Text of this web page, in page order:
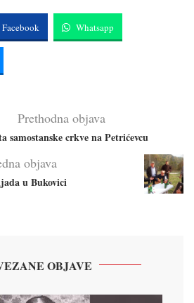
Facebook Whatsapp
Prethodna objava
samostanske crkve na Petrićevcu
objava
u Bukovici
OBJAVE